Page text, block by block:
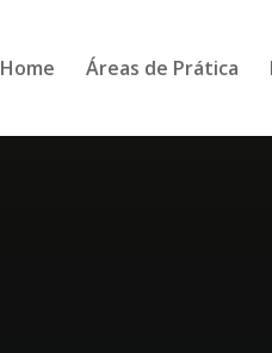
Home Áreas de Prática